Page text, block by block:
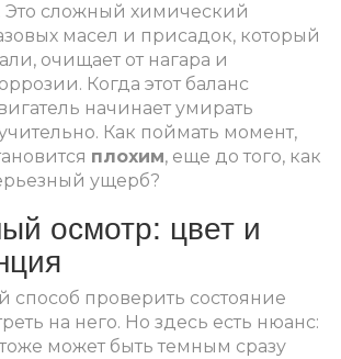
Это сложный химический
масел и присадок, который
очищает от нагара и
Когда этот баланс
начинает умирать
Как поймать момент,
плохим, еще до того, как
ущерб?
осмотр: цвет и
способ проверить состояние
на него. Но здесь есть нюанс:
может быть темным сразу